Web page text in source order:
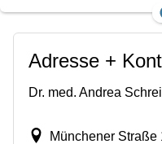
Adresse +
Dr. med. Andrea
Münchener Straße